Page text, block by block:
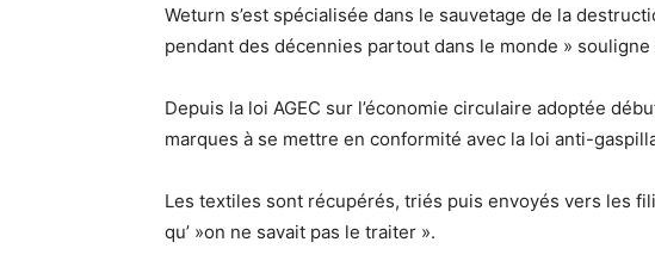
Weturn s’est spécialisée dans le sauvetage de la
pendant des décennies partout dans le monde »
Depuis la loi AGEC sur l’économie circulaire adoptée
marques à se mettre en conformité avec la loi anti-
Les textiles sont récupérés, triés puis envoyés vers les
qu’ »on ne savait pas le traiter ».